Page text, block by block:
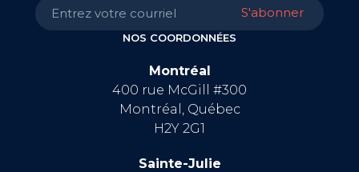
NOS COORDONNÉES
Montréal
400 rue McGill #300
Montréal, Québec
H2Y 2G1
Sainte-Julie